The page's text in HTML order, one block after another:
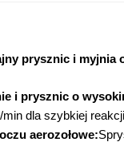
prysznic i myjnia
i prysznic o
dla szybkiej
aerozołowe: